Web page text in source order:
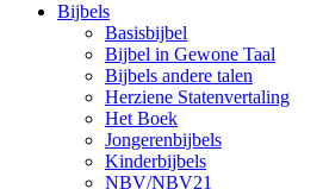
Bijbels
Basisbijbel
Bijbel in Gewone Taal
Bijbels andere talen
Herziene Statenvertaling
Het Boek
Jongerenbijbels
Kinderbijbels
NBV/NBV21